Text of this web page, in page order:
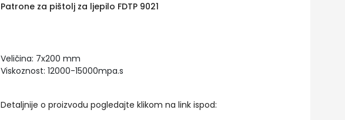
Patrone za pištolj za ljepilo FDTP 9021
Veličina: 7x200 mm
Viskoznost: 12000-15000mpa.s
Detaljnije o proizvodu pogledajte klikom na link ispod: